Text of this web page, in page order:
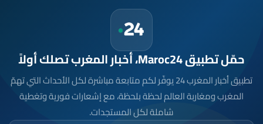
حمّل تطبيق Maroc24، أخبار المغرب تصلك أولاً
تطبيق أخبار المغرب 24 يوفّر لكم متابعة مباشرة لكل الأحداث التي تهمّ
المغرب ومغاربة العالم لحظة بلحظة، مع إشعارات فورية وتغطية
شاملة لكل المستجدات.